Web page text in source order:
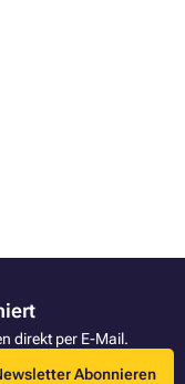
direkt per E-Mail.
Abonnieren